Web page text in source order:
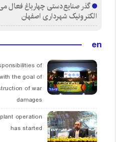
گذر صنایع‌دستی چهارباغ فعال
الکترونیک شهرداری اصفهان
en
of
the goal of
of war
damages
operation
has started